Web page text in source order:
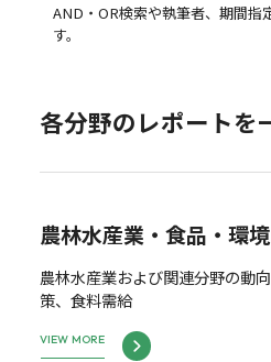
AND・OR検索や執筆者、期間指
す。
各分野のレポートを
農林水産業・食品・環境
農林水産業および関連分野の動
策、食料需給
VIEW MORE